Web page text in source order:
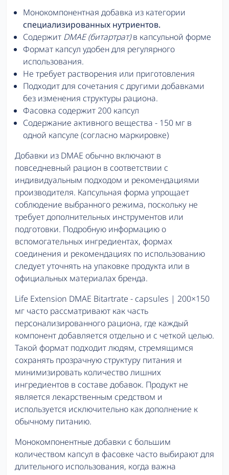
Монокомпонентная добавка из категории
специализированных нутриентов.
Содержит DMAE (битартрат)в капсульной форме
Формат капсул удобен для регулярного
использования.
Не требует растворения или приготовления
Подходит для сочетания с другими добавками
без изменения структуры рациона.
Фасовка содержит 200 капсул
Содержание активного вещества - 150 мг в
одной капсуле (согласно маркировке)
Добавки из DMAE обычно включают в
повседневный рацион в соответствии с
индивидуальным подходом и рекомендациями
производителя. Капсульная форма упрощает
соблюдение выбранного режима, поскольку не
требует дополнительных инструментов или
подготовки. Подробную информацию о
вспомогательных ингредиентах, формах
соединения и рекомендациях по использованию
следует уточнять на упаковке продукта или в
официальных материалах бренда.
Life Extension DMAE Bitartrate - capsules | 200×150
мг часто рассматривают как часть
персонализированного рациона, где каждый
компонент добавляется отдельно и с четкой целью.
Такой формат подходит людям, стремящимся
сохранять прозрачную структуру питания и
минимизировать количество лишних
ингредиентов в составе добавок. Продукт не
является лекарственным средством и
используется исключительно как дополнение к
обычному питанию.
Монокомпонентные добавки с большим
количеством капсул в фасовке часто выбирают для
длительного использования, когда важна